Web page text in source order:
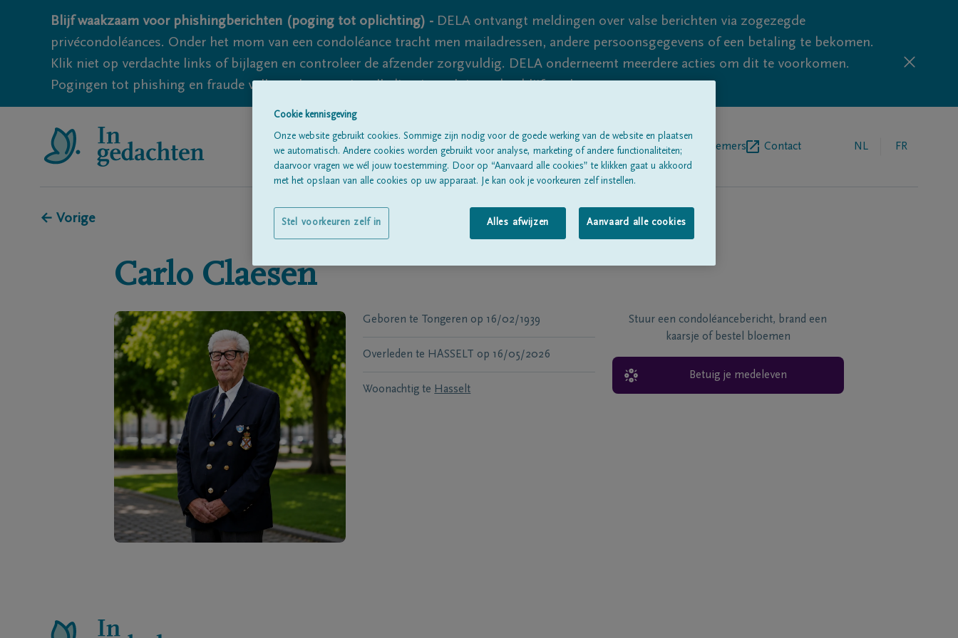
Blijf waakzaam voor phishingberichten (poging tot oplichting) - DELA ontvangt meldingen over valse berichten via zogezegde
privécondoléances. Onder het mom van een condoléance tracht men mailadressen, andere persoonsgegevens of een betaling te bekomen.
Klik niet op verdachte links of bijlagen en controleer de afzender zorgvuldig. DELA onderneemt meerdere acties om dit te voorkomen.
Pogingen tot phishing en fraude vallen echter nooit volledig uit te sluiten, dus blijf waakzaam.
Alle rouwberichtenOver onsBegrafenisondernemers Contact NL FR
← Vorige
Carlo Claesen
Geboren te Tongeren op 16/02/1939
Overleden te HASSELT op 16/05/2026
Woonachtig te Hasselt
Stuur een condoléancebericht, brand een
kaarsje of bestel bloemen
Betuig je medeleven
Cookie kennisgeving
Onze website gebruikt cookies. Sommige zijn nodig voor de goede werking van de website en plaatsen
we automatisch. Andere cookies worden gebruikt voor analyse, marketing of andere functionaliteiten;
daarvoor vragen we wél jouw toestemming. Door op “Aanvaard alle cookies” te klikken gaat u akkoord
met het opslaan van alle cookies op uw apparaat. Je kan ook je voorkeuren zelf instellen.
Alles afwijzen Aanvaard alle cookies
Stel voorkeuren zelf in